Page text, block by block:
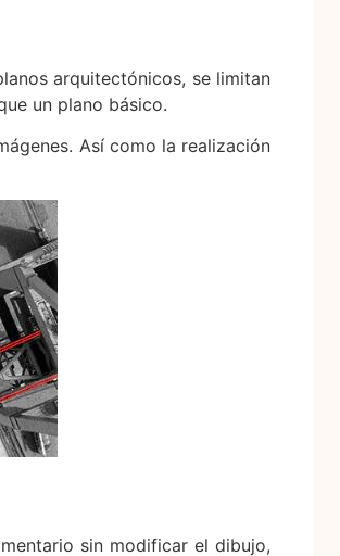
arquitectónicos, se limitan
un plano básico.
Así como la realización
sin modificar el dibujo,